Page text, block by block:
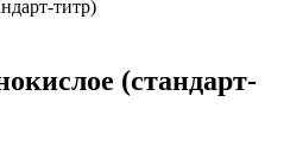
титр)
(стандарт-